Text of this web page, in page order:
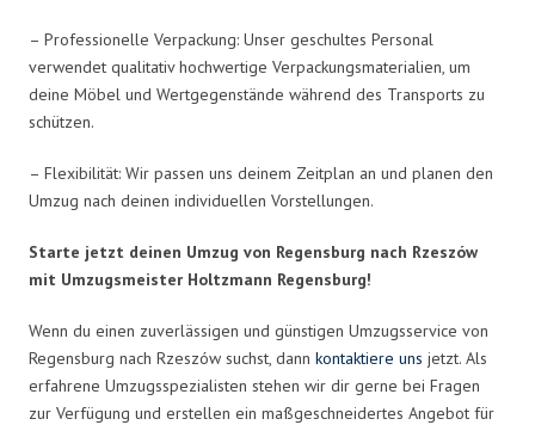
– Professionelle Verpackung: Unser geschultes Personal
verwendet qualitativ hochwertige Verpackungsmaterialien, um
deine Möbel und Wertgegenstände während des Transports zu
schützen.
– Flexibilität: Wir passen uns deinem Zeitplan an und planen den
Umzug nach deinen individuellen Vorstellungen.
Starte jetzt deinen Umzug von Regensburg nach Rzeszów
mit Umzugsmeister Holtzmann Regensburg!
Wenn du einen zuverlässigen und günstigen Umzugsservice von
Regensburg nach Rzeszów suchst, dann kontaktiere uns jetzt. Als
erfahrene Umzugsspezialisten stehen wir dir gerne bei Fragen
zur Verfügung und erstellen ein maßgeschneidertes Angebot für